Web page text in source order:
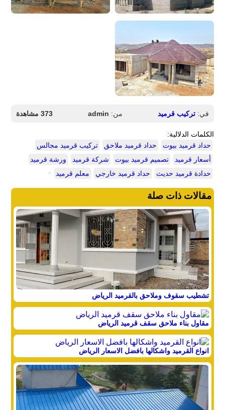
في:تركيب قرميد من: admin 373 مشاهدة
الكلمات الدلالية:
حداد قرميد بيوت
حداد قرميد ملاحق
تركيب قرميد مجالس
أسعار قرميد
تصميم قرميد بيوت شركة قرميد
ورشة قرميد
حدادة قرميد حديث
حداد قرميد خارجي معلم قرميد
مقالات ذات صلة
تشطيب سقوف وملاحق بالقرميد الرياض
مقاول بناء ملاحق سقف قرميد الرياض
انواع القرميد واشكالها بافضل الاسعار الرياض